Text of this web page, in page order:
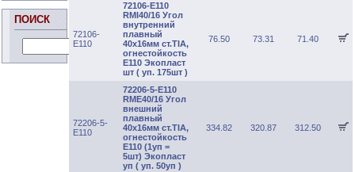
ПОИСК
72106-
E110
72106-E110
RMI40/16 Угол
внутренний
плавный
40х16мм ст.TIA,
огнестойкость
E110 Экопласт
шт ( уп. 175шт )
76.50 73.31 71.40
72206-5-
E110
72206-5-E110
RME40/16 Угол
внешний
плавный
40х16мм ст.TIA,
огнестойкость
E110 (1уп =
5шт) Экопласт
уп ( уп. 50уп )
334.82 320.87 312.50